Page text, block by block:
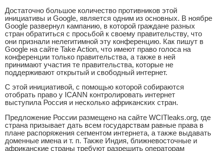
Достаточно большое количество противников этой
инициативы и Google, является одним из основных. В ноябре
Google развернул кампанию, в которой граждане разных
стран обратиться с просьбой к своему правительству, что
они признали нелегитимной эту конференцию. Как пишут в
Google на сайте Take Action, что имеют право голоса на
конференции только правительства, а также в ней
принимают участия те правительства, которые не
поддерживают открытый и свободный интернет.
С этой инициативой, с помощью которой собираются
отобрать право у ICANN контролировать интернет
выступила Россия и несколько африканских стран.
Предложение России размещено на сайте WCITleaks.org, где
страна призывает дать всем государствам равные права в
плане распоряжения сегментом интернета, а также выдавать
доменные имена и т. п. Также Индия, ближневосточные и
африканские страны требуют разрешить операторам